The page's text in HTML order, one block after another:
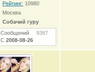
Рейтинг: 10980
Москва
Собачий гуру
Сообщений 9387
С 2008-08-26